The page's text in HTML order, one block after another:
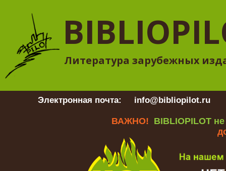
Литература зарубежных
Электронная почта: info@bibliopilot.ru
ВАЖНО! BIBLIOPILOT